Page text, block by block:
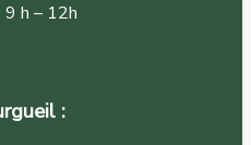
9 h – 12h
: